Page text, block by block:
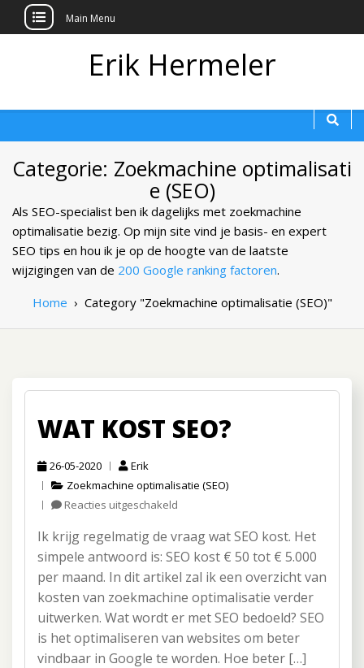
Main Menu
Erik Hermeler
Categorie: Zoekmachine optimalisati
e (SEO)
Als SEO-specialist ben ik dagelijks met zoekmachine
optimalisatie bezig. Op mijn site vind je basis- en expert
SEO tips en hou ik je op de hoogte van de laatste
wijzigingen van de 200 Google ranking factoren.
Home › Category "Zoekmachine optimalisatie (SEO)"
WAT KOST SEO?
26-05-2020
Erik
Zoekmachine optimalisatie (SEO)
Reacties uitgeschakeld
kost
SEO?
Ik krijg regelmatig de vraag wat SEO kost. Het
simpele antwoord is: SEO kost € 50 tot € 5.000
per maand. In dit artikel zal ik een overzicht van
kosten van zoekmachine optimalisatie verder
uitwerken. Wat wordt er met SEO bedoeld? SEO
is het optimaliseren van websites om beter
vindbaar in Google te worden. Hoe beter […]